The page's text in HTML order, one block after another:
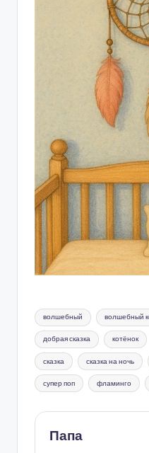
Метки:
волшебный волшебный
добрая сказка котёнок
сказка сказка на ночь
супер поп фламинго
Папа